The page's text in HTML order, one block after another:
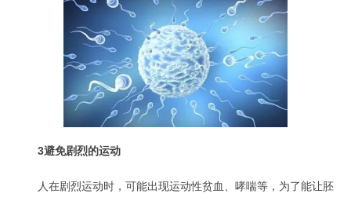
3避免剧烈的运动
人在剧烈运动时，可能出现运动性贫血、哮喘等，为了能让胚